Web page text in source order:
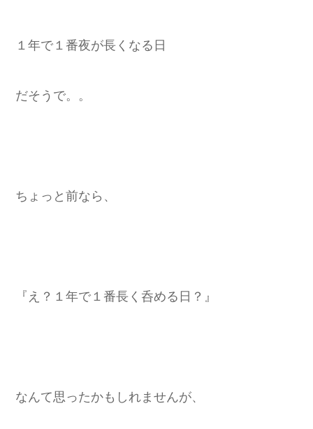
１年で１番夜が長くなる日
だそうで。。
ちょっと前なら、
『え？１年で１番長く呑める日？』
なんて思ったかもしれませんが、